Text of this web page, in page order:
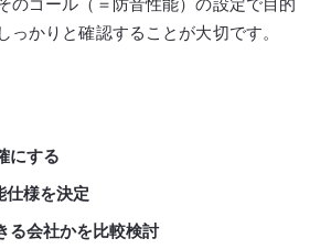
っかりと確認することが大切です。
にする
仕様を決定
る会社かを比較検討